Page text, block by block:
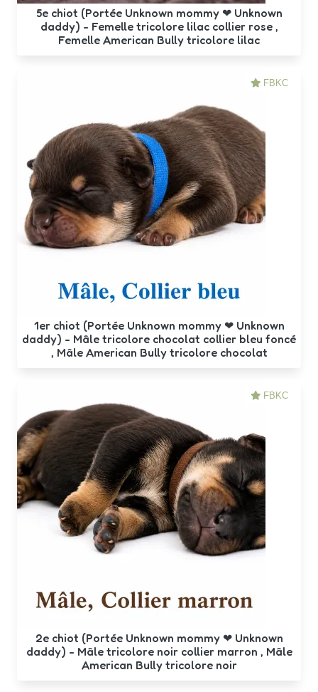
5e chiot (Portée Unknown mommy ❤ Unknown
daddy) - Femelle tricolore lilac collier rose ,
Femelle American Bully tricolore lilac
FBKC
1er chiot (Portée Unknown mommy ❤ Unknown
daddy) - Mâle tricolore chocolat collier bleu foncé
, Mâle American Bully tricolore chocolat
FBKC
2e chiot (Portée Unknown mommy ❤ Unknown
daddy) - Mâle tricolore noir collier marron , Mâle
American Bully tricolore noir